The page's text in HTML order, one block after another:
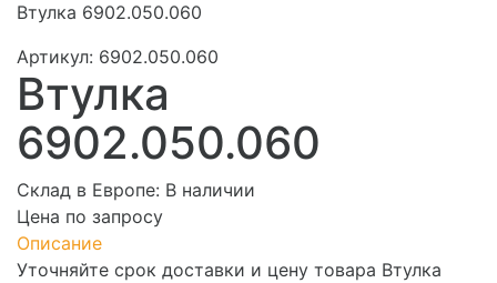
Втулка 6902.050.060
Артикул: 6902.050.060
Втулка
6902.050.060
Склад в Европе: В наличии
Цена по запросу
Описание
Уточняйте срок доставки и цену товара Втулка